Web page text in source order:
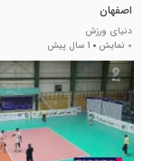
اصفهان
دنیای ورزش
0 نمایش
1 سال پیش